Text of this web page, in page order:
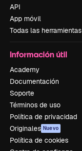
API
App móvil
Todas las herramientas
Información útil
Academy
Documentación
Soporte
Términos de uso
Política de privacidad
Originales Nuevo
Política de cookies